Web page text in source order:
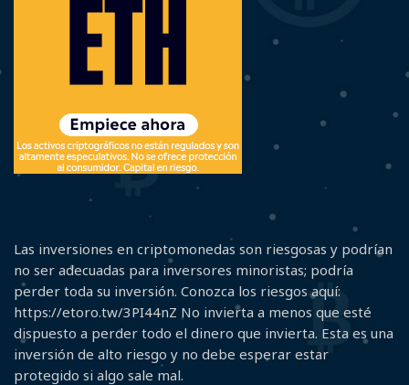
Las inversiones en criptomonedas son riesgosas y podrían
no ser adecuadas para inversores minoristas; podría
perder toda su inversión. Conozca los riesgos aquí:
https://etoro.tw/3PI44nZ No invierta a menos que esté
dispuesto a perder todo el dinero que invierta. Esta es una
inversión de alto riesgo y no debe esperar estar
protegido si algo sale mal.